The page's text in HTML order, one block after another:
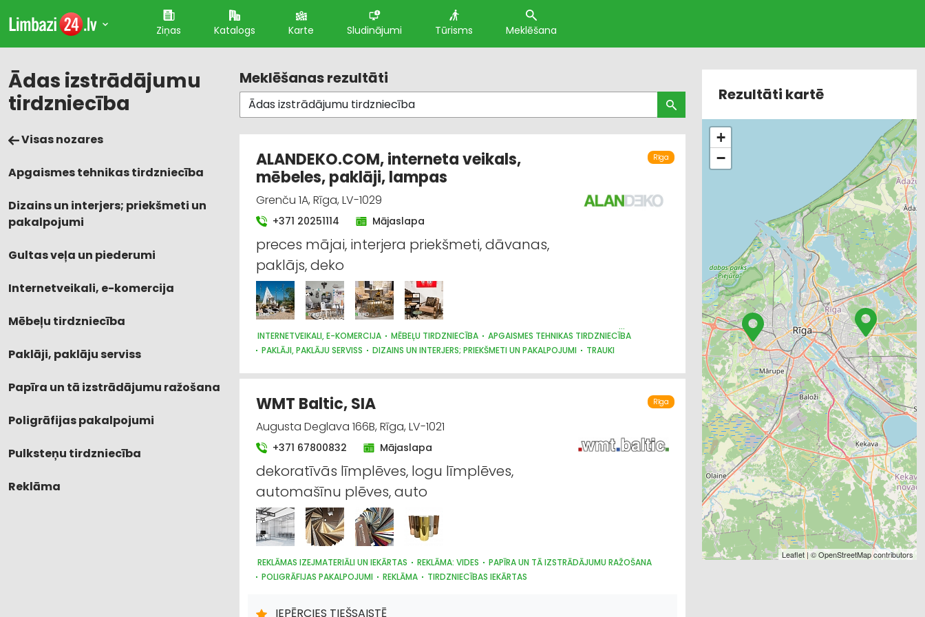
Ziņas Katalogs Karte Sludinājumi Tūrisms Meklēšana
Ādas izstrādājumu
tirdzniecība
Visas nozares
Apgaismes tehnikas tirdzniecība
Dizains un interjers; priekšmeti un
pakalpojumi
Gultas veļa un piederumi
Internetveikali, e-komercija
Mēbeļu tirdzniecība
Paklāji, paklāju serviss
Papīra un tā izstrādājumu ražošana
Poligrāfijas pakalpojumi
Pulksteņu tirdzniecība
Reklāma
Meklēšanas rezultāti
Rīga
ALANDEKO.COM, interneta veikals,
mēbeles, paklāji, lampas
Grenču 1A, Rīga, LV-1029
+371 20251114 Mājaslapa
preces mājai, interjera priekšmeti, dāvanas,
paklājs, deko
INTERNETVEIKALI, E-KOMERCIJA MĒBEĻU TIRDZNIECĪBA
APGAISMES TEHNIKAS TIRDZNIECĪBA
PAKLĀJI, PAKLĀJU SERVISS
DIZAINS UN INTERJERS; PRIEKŠMETI UN PAKALPOJUMI
TRAUKI
SUVENĪRI, DĀVANAS
Rīga
WMT Baltic, SIA
Augusta Deglava 166B, Rīga, LV-1021
+371 67800832 Mājaslapa
dekoratīvās līmplēves, logu līmplēves,
automašīnu plēves, auto
REKLĀMAS IZEJMATERIĀLI UN IEKĀRTAS REKLĀMA: VIDES
PAPĪRA UN TĀ IZSTRĀDĀJUMU RAŽOŠANA
POLIGRĀFIJAS PAKALPOJUMI
REKLĀMA TIRDZNIECĪBAS IEKĀRTAS
IEPĒRCIES TIEŠSAISTĒ
Rezultāti kartē
+
−
Leaflet | ©OpenStreetMapcontributors